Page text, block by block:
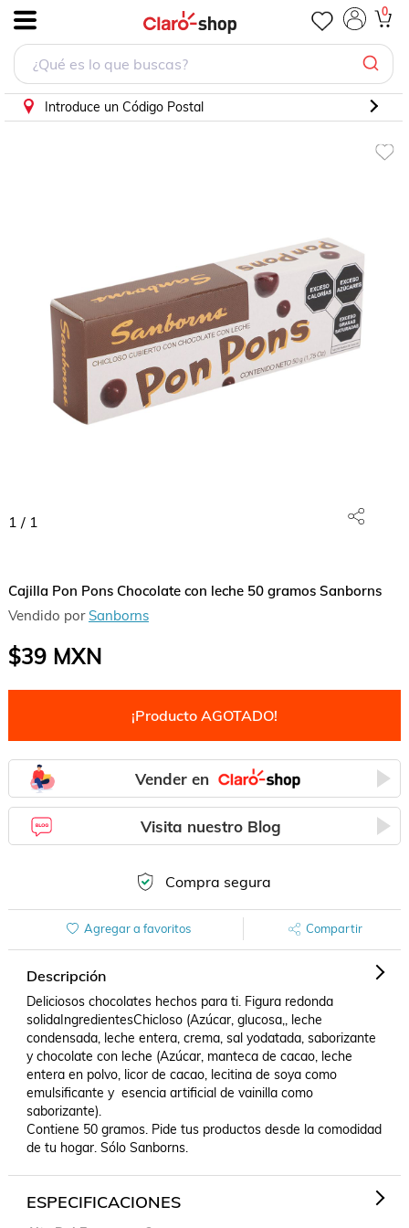
0
Introduce un Código Postal
1 / 1
Cajilla Pon Pons Chocolate con leche 50 gramos Sanborns
Vendido por Sanborns
$39MXN
¡Producto AGOTADO!
Vender en
Visita nuestro Blog
Compra segura
Agregar a favoritos Compartir
Descripción
Deliciosos chocolates hechos para ti. Figura redonda
solidaIngredientesChicloso (Azúcar, glucosa,, leche
condensada, leche entera, crema, sal yodatada, saborizante
y chocolate con leche (Azúcar, manteca de cacao, leche
entera en polvo, licor de cacao, lecitina de soya como
emulsificante y  esencia artificial de vainilla como
saborizante).
Contiene 50 gramos. Pide tus productos desde la comodidad
de tu hogar. Sólo Sanborns.
ESPECIFICACIONES